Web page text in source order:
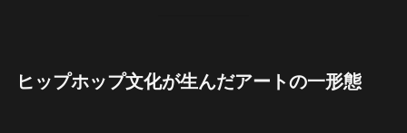
ヒップホップ文化が生んだアートの一形態